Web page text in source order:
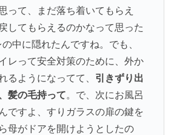
って、まだ落ち着いてもらえ
してもらえるのかなって思った
中に隠れたんですね。でも、
レって安全対策のために、外か
るようになってて、 引きずり出
髪の毛持って。で、次にお風呂
ですよ、すりガラスの扉の鍵を
母がドアを開けようとしたの